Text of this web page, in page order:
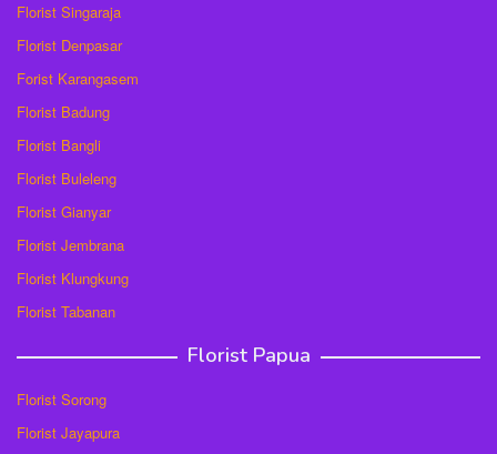
Florist Singaraja
Florist Denpasar
Forist Karangasem
Florist Badung
Florist Bangli
Florist Buleleng
Florist Gianyar
Florist Jembrana
Florist Klungkung
Florist Tabanan
Florist Papua
Florist Sorong
Florist Jayapura